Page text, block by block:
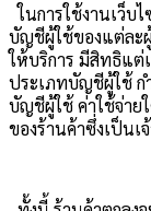
ในการใช้งานเว็บ
บัญชีผู้ใช้ของแต่ละ
ให้บริการ มีสิทธิแต่
ประเภทบัญชีผู้ใช้ ก
บัญชีผู้ใช้ ค่าใช้จ่าย
ของร้านค้าซึ่งเป็น